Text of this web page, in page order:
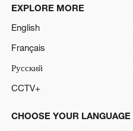
EXPLORE MORE
English
Français
Русский
CCTV+
CHOOSE YOUR LANGUAGE